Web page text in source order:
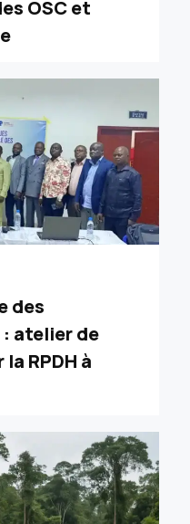
OSC et
des
atelier de
RPDH à